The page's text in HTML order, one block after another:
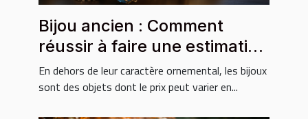
Bijou ancien : Comment
réussir à faire une estimation
sur le prix ?
En dehors de leur caractère ornemental, les bijoux
sont des objets dont le prix peut varier en...